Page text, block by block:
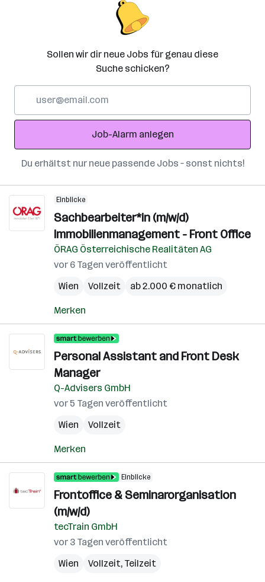
Sollen wir dir neue Jobs für genau diese
Suche schicken?
Adresse
Job-Alarm anlegen
Du erhältst nur neue passende Jobs – sonst nichts!
Einblicke
Sachbearbeiter*in (m/w/d)
Immobilienmanagement - Front Office
ÖRAG Österreichische Realitäten AG
vor 6 Tagen veröffentlicht
Wien
Vollzeit ab 2.000 € monatlich
Merken
Personal Assistant and Front Desk
Manager
Q-Advisers GmbH
vor 5 Tagen veröffentlicht
Wien
Vollzeit
Merken
Einblicke
Frontoffice & Seminarorganisation
(m/w/d)
tecTrain GmbH
vor 3 Tagen veröffentlicht
Wien
Vollzeit, Teilzeit